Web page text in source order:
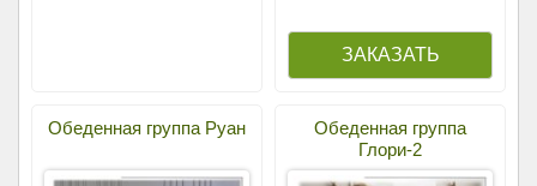
Обеденная группа Руан
Обеденная группа
Глори-2